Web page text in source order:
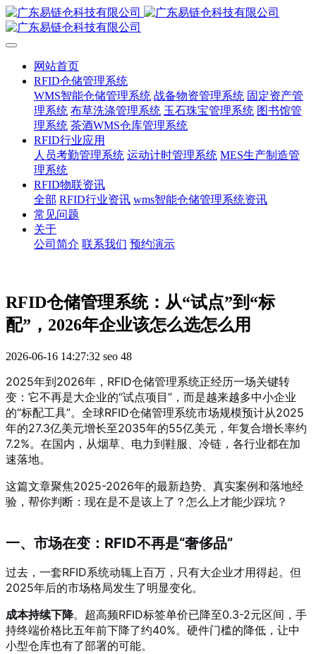
网站首页
RFID仓储管理系统
WMS智能仓储管理系统 战备物资管理系统 固定资产管
理系统 布草洗涤管理系统 玉石珠宝管理系统 图书馆管
理系统 茶酒WMS仓库管理系统
RFID行业应用
人员考勤管理系统 运动计时管理系统 MES生产制造管
理系统
RFID物联资讯
全部 RFID行业资讯 wms智能仓储管理系统资讯
常见问题
关于
公司简介 联系我们 预约演示
RFID仓储管理系统：从“试点”到“标
配”，2026年企业该怎么选怎么用
2026-06-16 14:27:32 seo 48
2025年到2026年，RFID仓储管理系统正经历一场关键转
变：它不再是大企业的“试点项目”，而是越来越多中小企业
的“标配工具”。全球RFID仓储管理系统市场规模预计从2025
年的27.3亿美元增长至2035年的55亿美元，年复合增长率约
7.2%。在国内，从烟草、电力到鞋服、冷链，各行业都在加
速落地。
这篇文章聚焦2025-2026年的最新趋势、真实案例和落地经
验，帮你判断：现在是不是该上了？怎么上才能少踩坑？
一、市场在变：RFID不再是“奢侈品”
过去，一套RFID系统动辄上百万，只有大企业才用得起。但
2025年后的市场格局发生了明显变化。
成本持续下降。超高频RFID标签单价已降至0.3-2元区间，手
持终端价格比五年前下降了约40%。硬件门槛的降低，让中
小型仓库也有了部署的可能。